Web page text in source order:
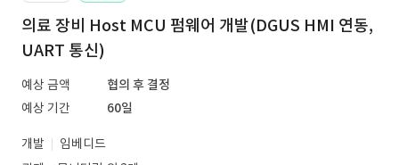
의료 장비 Host MCU 펌웨어 개발(DGUS HMI 연동,
UART 통신)
예상 금액
협의 후 결정
예상 기간
60일
개발
임베디드